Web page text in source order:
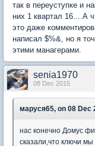
так в переуступке и
них 1 квартал 16....А
это даже
написал $%&, но я
этими манагерами.
senia1970
08 Dec 2015
маруся65, on 08 Dec
нас конечно Домус
сказали,что ключи